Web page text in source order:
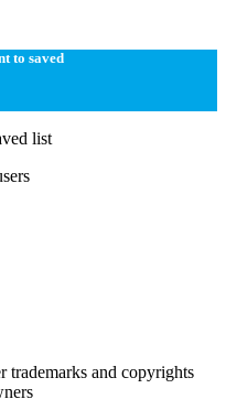
to saved
list
and copyrights